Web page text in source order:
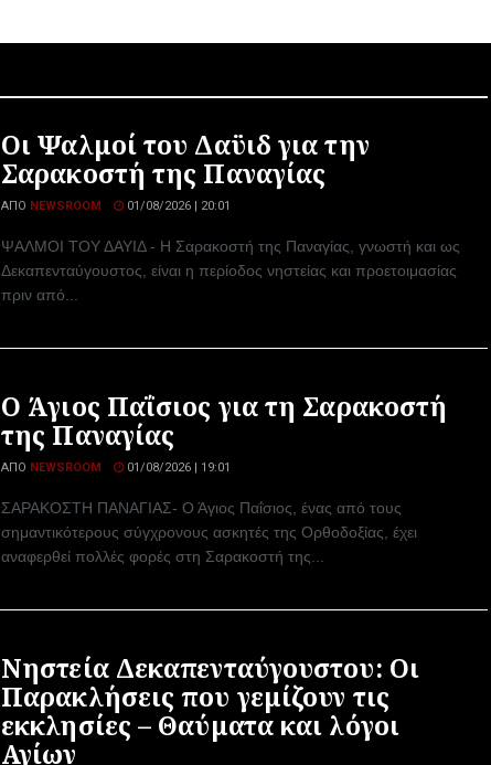
Οι Ψαλμοί του Δαϋιδ για την
Σαρακοστή της Παναγίας
ΑΠΌ NEWSROOM 01/08/2026 | 20:01
ΨΑΛΜΟΙ ΤΟΥ ΔΑΥΙΔ - Η Σαρακοστή της Παναγίας, γνωστή και ως
Δεκαπενταύγουστος, είναι η περίοδος νηστείας και προετοιμασίας
πριν από...
Ο Άγιος Παΐσιος για τη Σαρακοστή
της Παναγίας
ΑΠΌ NEWSROOM 01/08/2026 | 19:01
ΣΑΡΑΚΟΣΤΗ ΠΑΝΑΓΙΑΣ- Ο Άγιος Παΐσιος, ένας από τους
σημαντικότερους σύγχρονους ασκητές της Ορθοδοξίας, έχει
αναφερθεί πολλές φορές στη Σαρακοστή της...
Νηστεία Δεκαπενταύγουστου: Οι
Παρακλήσεις που γεμίζουν τις
εκκλησίες – Θαύματα και λόγοι
Αγίων